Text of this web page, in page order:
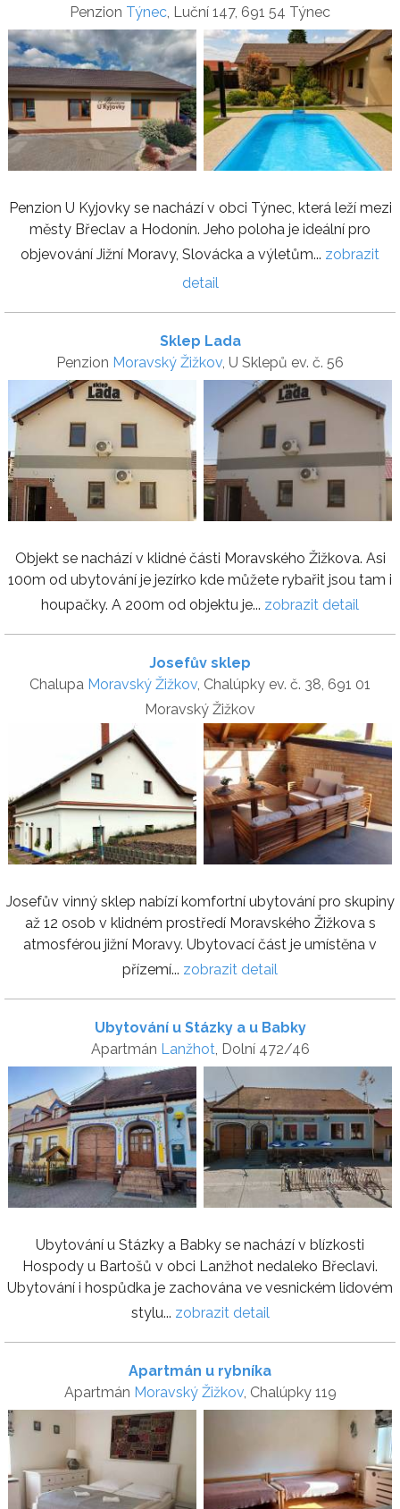
Penzion Týnec , Luční 147, 691 54 Týnec
Penzion U Kyjovky se nachází v obci Týnec, která leží mezi
městy Břeclav a Hodonín. Jeho poloha je ideální pro
objevování Jižní Moravy, Slovácka a výletům... zobrazit
detail
Sklep Lada
Penzion Moravský Žižkov , U Sklepů ev. č. 56
Objekt se nachází v klidné části Moravského Žižkova. Asi
100m od ubytování je jezírko kde můžete rybařit jsou tam i
houpačky. A 200m od objektu je... zobrazit detail
Josefův sklep
Chalupa Moravský Žižkov, Chalúpky ev. č. 38, 691 01
Moravský Žižkov
Josefův vinný sklep nabízí komfortní ubytování pro skupiny
až 12 osob v klidném prostředí Moravského Žižkova s
atmosférou jižní Moravy. Ubytovací část je umístěna v
přízemí... zobrazit detail
Ubytování u Stázky a u Babky
Apartmán Lanžhot, Dolní 472/46
Ubytování u Stázky a Babky se nachází v blízkosti
Hospody u Bartošů v obci Lanžhot nedaleko Břeclavi.
Ubytování i hospůdka je zachována ve vesnickém lidovém
stylu... zobrazit detail
Apartmán u rybníka
Apartmán Moravský Žižkov, Chalúpky 119